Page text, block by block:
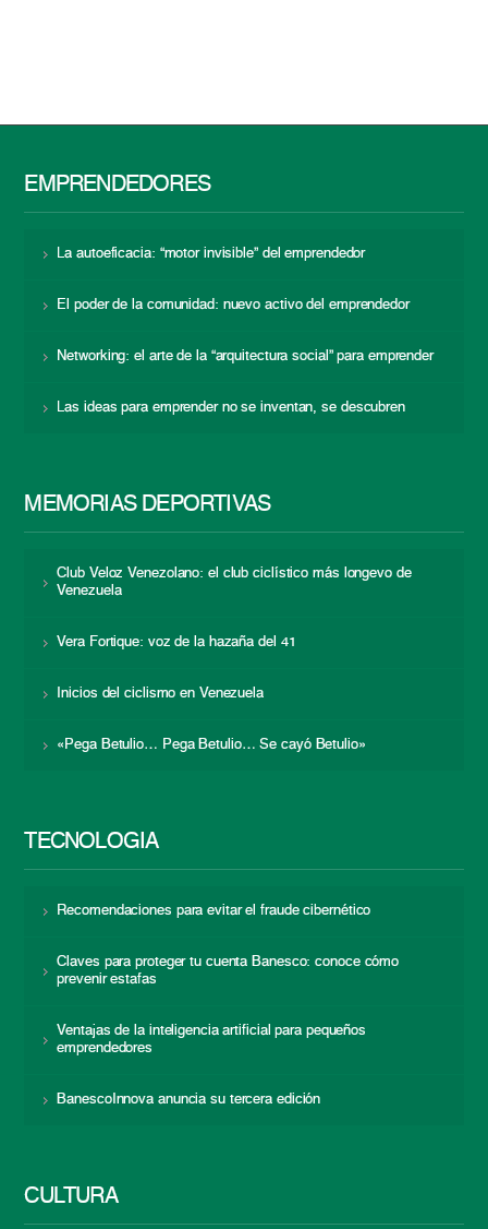
EMPRENDEDORES
La autoeficacia: “motor invisible” del emprendedor
El poder de la comunidad: nuevo activo del emprendedor
Networking: el arte de la “arquitectura social” para emprender
Las ideas para emprender no se inventan, se descubren
MEMORIAS DEPORTIVAS
Club Veloz Venezolano: el club ciclístico más longevo de
Venezuela
Vera Fortique: voz de la hazaña del 41
Inicios del ciclismo en Venezuela
«Pega Betulio… Pega Betulio… Se cayó Betulio»
TECNOLOGÍA
Recomendaciones para evitar el fraude cibernético
Claves para proteger tu cuenta Banesco: conoce cómo
prevenir estafas
Ventajas de la inteligencia artificial para pequeños
emprendedores
BanescoInnova anuncia su tercera edición
CULTURA